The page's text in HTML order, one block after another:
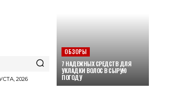
2026
ОБЗОРЫ
7 НАДЕЖНЫХ СРЕДСТВ ДЛЯ
УКЛАДКИ ВОЛОС В СЫРУЮ
ПОГОДУ